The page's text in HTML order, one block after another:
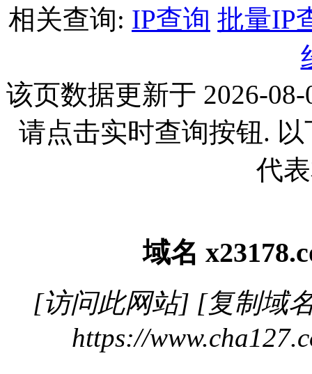
相关查询: IP查询 批量IP
该页数据更新于 2026-
请点击实时查询按钮.
代
域名
[访问此网站] [复制域
https://